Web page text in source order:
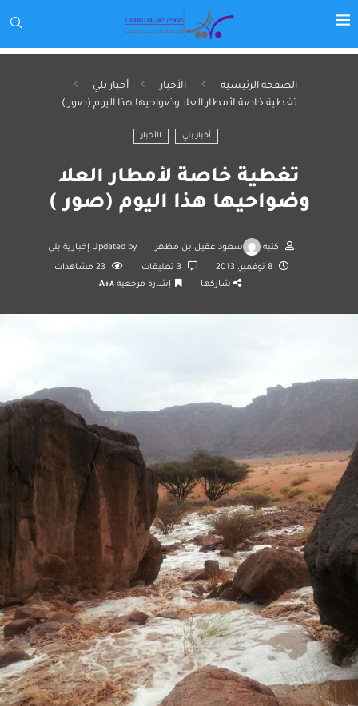
الصفحة الرئيسية الأخبار
أخبار بلي
تغطية خاصة لأمطار العلا وضواحيها هذا اليوم (صور )
أخبار بلي الأخبار
تغطية خاصة لأمطار العلا
وضواحيها هذا اليوم (صور )
كتبه سعود عقيل بن مظهر Updated by إخبارية بلي
8 نوفمبر، 2013 3 تعليقات 23 مشاهدات
شاركها
إشارة مرجعية A+A-